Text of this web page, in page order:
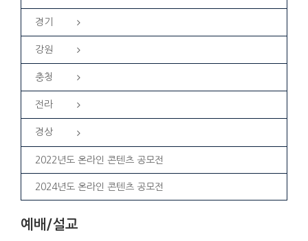
경기
강원
충청
전라
경상
2022년도 온라인 콘텐츠 공모전
2024년도 온라인 콘텐츠 공모전
예배/설교